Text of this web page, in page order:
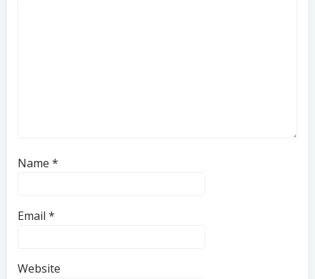
Name *
Email *
Website